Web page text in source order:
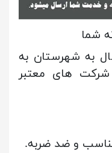
شما
به شهرستان به
های معتبر
و ضد ضربه.